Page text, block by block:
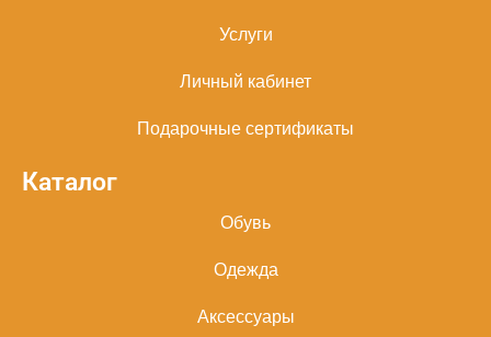
Услуги
Личный кабинет
Подарочные сертификаты
Каталог
Обувь
Одежда
Аксессуары